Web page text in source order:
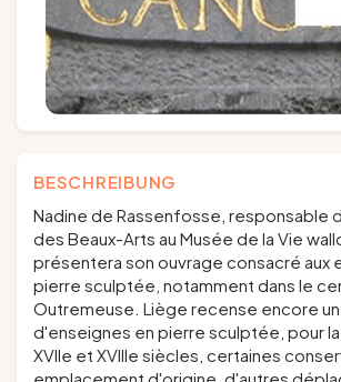
BESCHREIBUNG
Nadine de Rassenfosse, responsable
des Beaux-Arts au Musée de la Vie
présentera son ouvrage consacré aux
pierre sculptée, notamment dans le
Outremeuse. Liège recense encore
d'enseignes en pierre sculptée, pour
XVIIe et XVIIIe siècles, certaines